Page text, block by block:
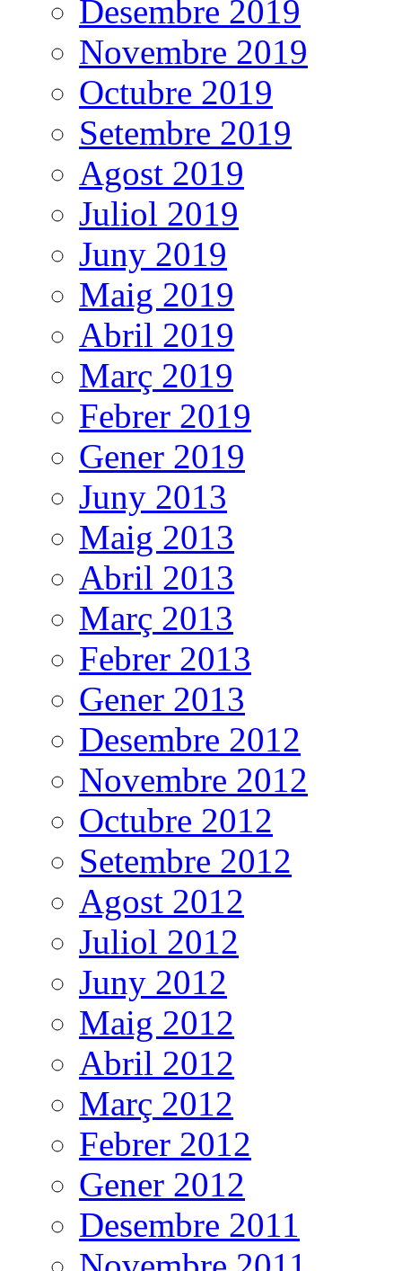
Desembre 2019
Novembre 2019
Octubre 2019
Setembre 2019
Agost 2019
Juliol 2019
Juny 2019
Maig 2019
Abril 2019
Març 2019
Febrer 2019
Gener 2019
Juny 2013
Maig 2013
Abril 2013
Març 2013
Febrer 2013
Gener 2013
Desembre 2012
Novembre 2012
Octubre 2012
Setembre 2012
Agost 2012
Juliol 2012
Juny 2012
Maig 2012
Abril 2012
Març 2012
Febrer 2012
Gener 2012
Desembre 2011